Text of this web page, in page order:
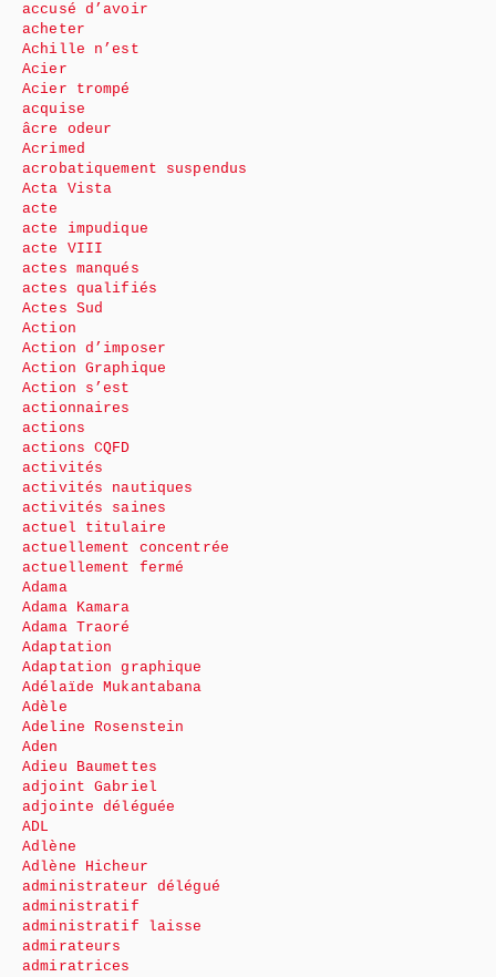
accusé d’avoir
acheter
Achille n’est
Acier
Acier trompé
acquise
âcre odeur
Acrimed
acrobatiquement suspendus
Acta Vista
acte
acte impudique
acte VIII
actes manqués
actes qualifiés
Actes Sud
Action
Action d’imposer
Action Graphique
Action s’est
actionnaires
actions
actions CQFD
activités
activités nautiques
activités saines
actuel titulaire
actuellement concentrée
actuellement fermé
Adama
Adama Kamara
Adama Traoré
Adaptation
Adaptation graphique
Adélaïde Mukantabana
Adèle
Adeline Rosenstein
Aden
Adieu Baumettes
adjoint Gabriel
adjointe déléguée
ADL
Adlène
Adlène Hicheur
administrateur délégué
administratif
administratif laisse
admirateurs
admiratrices